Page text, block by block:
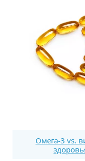
Омега-3 vs.